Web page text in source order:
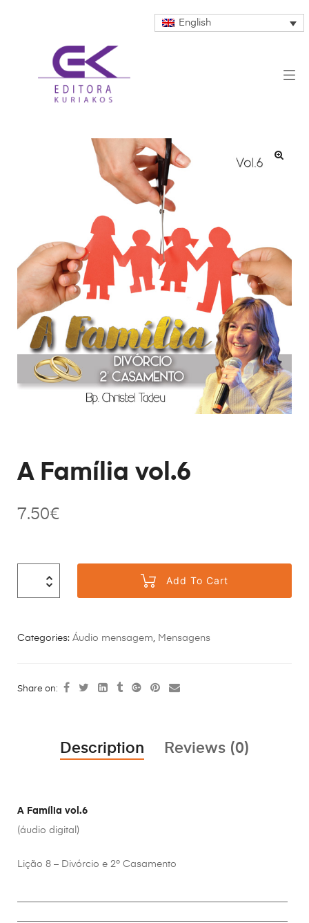
English
A Família vol.6
7.50€
Add To Cart
Categories: Áudio mensagem, Mensagens
Share on:
Description Reviews (0)
A Família vol.6
(áudio digital)
Lição 8 – Divórcio e 2º Casamento